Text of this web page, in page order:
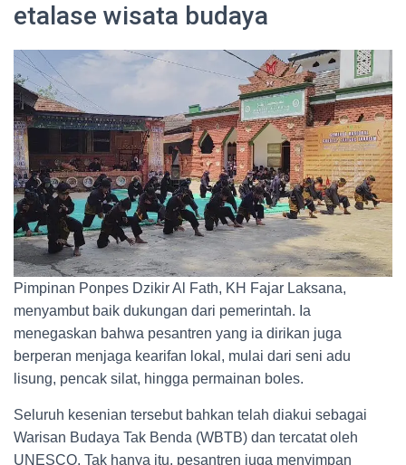
etalase wisata budaya
Pimpinan Ponpes Dzikir Al Fath, KH Fajar Laksana,
menyambut baik dukungan dari pemerintah. Ia
menegaskan bahwa pesantren yang ia dirikan juga
berperan menjaga kearifan lokal, mulai dari seni adu
lisung, pencak silat, hingga permainan boles.
Seluruh kesenian tersebut bahkan telah diakui sebagai
Warisan Budaya Tak Benda (WBTB) dan tercatat oleh
UNESCO. Tak hanya itu, pesantren juga menyimpan